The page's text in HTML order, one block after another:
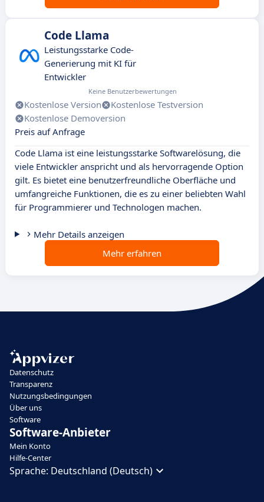
Code Llama
Leistungsstarke Code-
Generierung mit KI für
Entwickler
Keine Benutzerbewertungen
Kostenlose Version
Kostenlose Testversion
Kostenlose Demoversion
Preis auf Anfrage
Code Llama ist eine leistungsstarke Softwarelösung, die
viele Entwickler anspricht und als hervorragende Option
gilt. Es bietet eine benutzerfreundliche Oberfläche und
umfangreiche Funktionen, die es zu einer beliebten Wahl
für Programmierer und Technologen machen.
Mehr Details anzeigen
Mehr erfahren
Datenschutz
Transparenz
Nutzungsbedingungen
Über uns
Software
Software-Anbieter
Mein Konto
Hilfe-Center
Sprache: Deutschland (Deutsch)